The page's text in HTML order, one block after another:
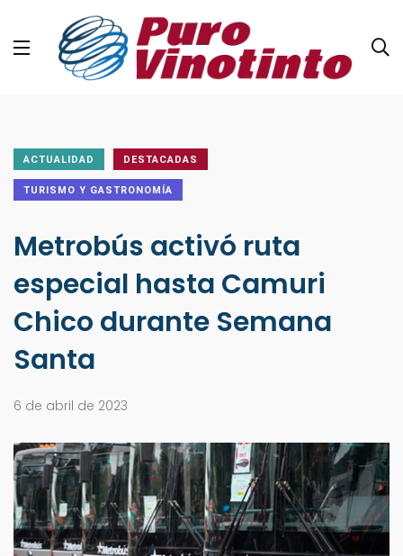
ACTUALIDAD DESTACADAS
TURISMO Y GASTRONOMÍA
Metrobús activó ruta
especial hasta Camuri
Chico durante Semana
Santa
6 de abril de 2023